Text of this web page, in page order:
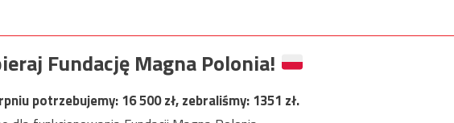
Fundację Magna Polonia!
potrzebujemy:16 500zł, zebraliśmy:1351 zł.